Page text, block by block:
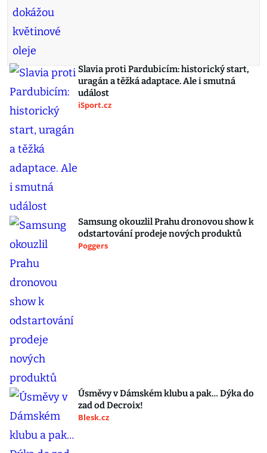
Slavia proti Pardubicím: historický start,
uragán a těžká adaptace. Ale i smutná
událost
iSport.cz
Samsung okouzlil Prahu dronovou show k
odstartování prodeje nových produktů
Poggers
Úsměvy v Dámském klubu a pak… Dýka do
zad od Decroix!
Blesk.cz